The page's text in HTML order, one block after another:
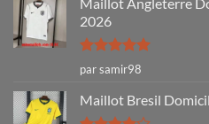
2026
Note5sur
5
par samir98
Maillot Bresil